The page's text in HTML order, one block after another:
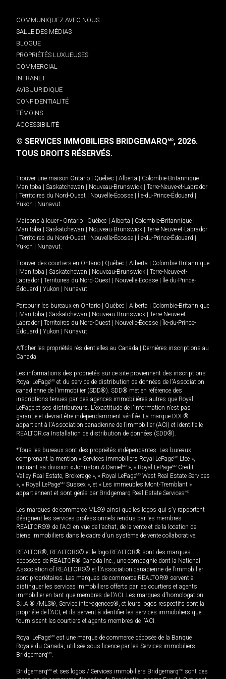
COMMUNIQUEZ AVEC NOUS
SALLE DES MÉDIAS
BLOGUE
PROPRIÉTÉS LUXUEUSES
COMMERCIAL
INTRANET
AVIS JURIDIQUE
CONFIDENTIALITÉ
TÉMOINS
ACCESSIBILITÉ
© SERVICES IMMOBILIERS BRIDGEMARQMD, 2026.
TOUS DROITS RÉSERVÉS.
Trouver une maison Ontario Québec Alberta Colombie-Britannique
Manitoba
Saskatchewan Nouveau-Brunswick
Terre-Neuve-et-Labrador
Territoires du Nord-Ouest Nouvelle-Écosse Île-du-Prince-Édouard
Yukon
Nunavut.
Maisons à louer - Ontario Québec Alberta Colombie-Britannique
Manitoba
Saskatchewan Nouveau-Brunswick
Terre-Neuve-et-Labrador
Territoires du Nord-Ouest Nouvelle-Écosse Île-du-Prince-Édouard
Yukon
Nunavut.
Trouver des courtiers en Ontario Québec Alberta
Colombie-Britannique
Manitoba Saskatchewan Nouveau-Brunswick
Terre-Neuve-et-
Labrador
Territoires du Nord-Ouest Nouvelle-Écosse
Île-du-Prince-
Édouard
Yukon Nunavut
Parcourir les bureaux en Ontario Québec Alberta
Colombie-Britannique
Manitoba Saskatchewan Nouveau-Brunswick
Terre-Neuve-et-
Labrador
Territoires du Nord-Ouest Nouvelle-Écosse
Île-du-Prince-
Édouard
Yukon Nunavut
Afficher les propriétés résidentielles au Canada
Dernières inscriptions au
Canada
Les informations des propriétés sur ce site proviennent des inscriptions
Royal LePageMD et du service de distribution de données de l'Association
canadienne de l’immobilier (SDD®). SDD® met en référence des
inscriptions tenues par des agences immobilières autres que Royal
LePage et ses distributeurs. L'exactitude de l'information n'est pas
garantie et devrait être indépendamment vérifiée. La marque DDF®
appartient à l'Association canadienne de l’immobilier (ACI) et identifie le
REALTOR.ca Installation de distribution de données (SDD®).
*Tous les bureaux sont des propriétés indépendantes. Les bureaux
comprenant la mention « Services immobiliers Royal LePageMD Ltée »,
incluant sa division « Johnston & Daniel MD », « Royal LePageMD Credit
Valley Real Estate, Brokerage », « Royal LePageMD West Real Estate Services
», « Royal LePageMD Sussex », et « Les immeubles Mont-Tremblant »
appartiennent et sont gérés par Bridgemarq Real Estate ServicesMD.
Les marques de commerce MLS® ainsi que les logos qui s'y rapportent
désignent les services professionnels rendus par les membres
REALTORS® de l'ACI en vue de l'achat, de la vente et de la location de
biens immobiliers dans le cadre d'un système de vente collaborative.
REALTOR®, REALTORS® et le logo REALTOR® sont des marques
déposées de REALTOR® Canada Inc., une compagnie dont la National
Association of REALTORS® et l'Association canadienne de l’immobilier
sont propriétaires. Les marques de commerce REALTOR® servent à
distinguer les services immobiliers offerts par les courtiers et agents
immobilier en tant que membres de l'ACI. Les marques d'homologation
S.I.A.® /MLS®, Service inter-agences®, et leurs logos respectifs sont la
propriété de l'ACI, et ils servent à identifier les services immobiliers que
fournissent les courtiers et agents membres de l'ACI.
Royal LePageMD est une marque de commerce déposée de la Banque
Royale du Canada, utilisée sous licence par les Services immobiliers
BridgemarqMD.
BridgemarqMD et ses logos / Services immobiliers BridgemarqMD sont des